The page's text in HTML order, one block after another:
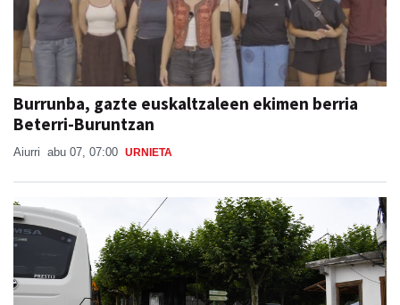
Burrunba, gazte euskaltzaleen ekimen berria
Beterri-Buruntzan
Aiurri abu 07, 07:00 URNIETA